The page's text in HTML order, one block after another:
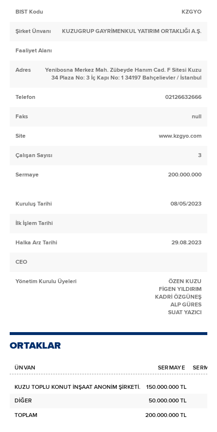
BIST Kodu KZGYO
Şirket Ünvanı KUZUGRUP GAYRİMENKUL YATIRIM ORTAKLIĞI A.Ş.
Faaliyet Alanı
Adres
Yenibosna Merkez Mah. Zübeyde Hanım Cad. F Sitesi Kuzu
34 Plaza No: 3 İç Kapı No: 1 34197 Bahçelievler / İstanbul
Telefon 02126632666
Faks null
Site www.kzgyo.com
Çalışan Sayısı 3
Sermaye 200.000.000
Kuruluş Tarihi 08/05/2023
İlk İşlem Tarihi
Halka Arz Tarihi 29.08.2023
CEO
Yönetim Kurulu Üyeleri
ÖZEN KUZU
FİGEN YILDIRIM
KADRİ ÖZGÜNEŞ
ALP GÜRES
SUAT YAZICI
ORTAKLAR
ÜNVAN SERMAYE
KUZU TOPLU KONUT İNŞAAT ANONİM ŞİRKETİ.
150.000.000 TL
DİĞER
50.000.000 TL
TOPLAM
200.000.000 TL